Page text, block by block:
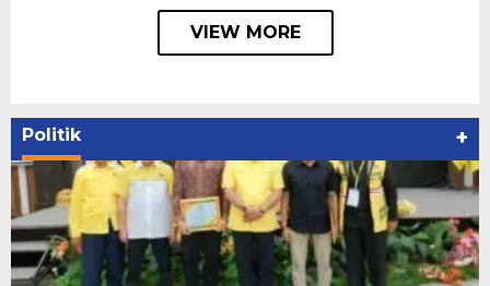
VIEW MORE
Politik +